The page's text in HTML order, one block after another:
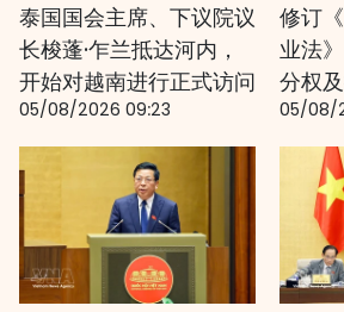
泰国国会主席、下议院议
长梭蓬·乍兰抵达河内，
开始对越南进行正式访问
05/08/2026 09:23
修订
业法
分权
05/08/